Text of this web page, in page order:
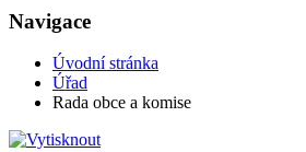
Navigace
Úvodní stránka
Úřad
Rada obce a komise